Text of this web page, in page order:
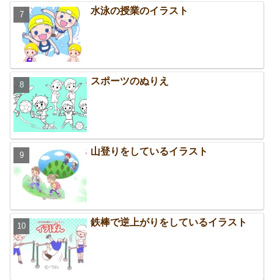
水泳の授業のイラスト
スポーツのぬりえ
山登りをしているイラスト
鉄棒で逆上がりをしているイラスト